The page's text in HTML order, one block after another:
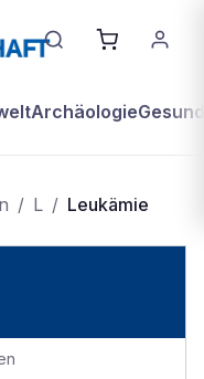
Archäologie
/ L / Leukämie